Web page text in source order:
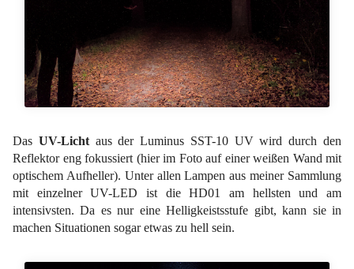
Das UV-Lichtaus der Luminus SST-10 UV wird durch den
Reflektor eng fokussiert (hier im Foto auf einer weißen Wand mit
optischem Aufheller). Unter allen Lampen aus meiner Sammlung
mit einzelner UV-LED ist die HD01 am hellsten und am
intensivsten. Da es nur eine Helligkeistsstufe gibt, kann sie in
machen Situationen sogar etwas zu hell sein.